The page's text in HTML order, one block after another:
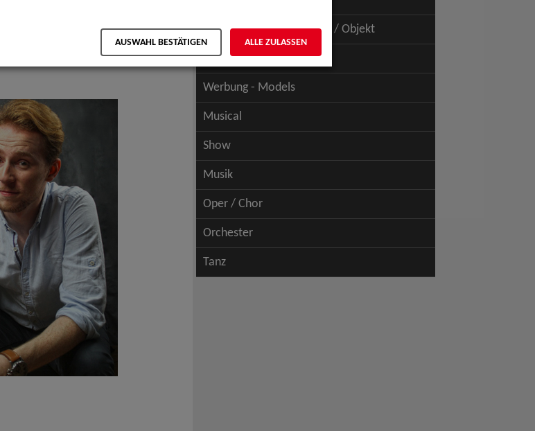
Schauspiel - Figur / Puppe / Objekt
Werbung - Talents
Werbung - Models
Musical
Show
Musik
Oper / Chor
Orchester
Tanz
AUSWAHL BESTÄTIGEN ALLE ZULASSEN